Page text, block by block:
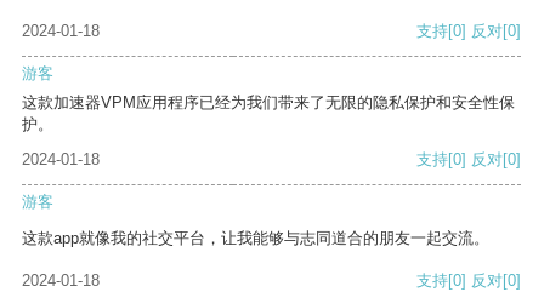
2024-01-18 支持[0] 反对[0]
游客
这款加速器VPM应用程序已经为我们带来了无限的隐私保护和安全性保
护。
2024-01-18
支持[0] 反对[0]
游客
这款app就像我的社交平台，让我能够与志同道合的朋友一起交流。
2024-01-18 支持[0] 反对[0]